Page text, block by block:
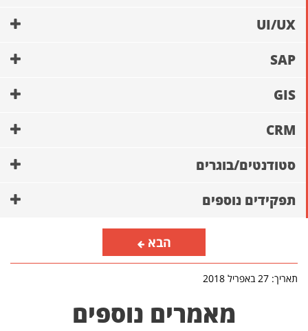
UI/UX
SAP
GIS
CRM
סטודנטים/בוגרים
תפקידים נוספים
הבא
תאריך: 27 באפריל 2018
מאמרים נוספים